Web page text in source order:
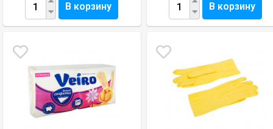
В корзину В корзину